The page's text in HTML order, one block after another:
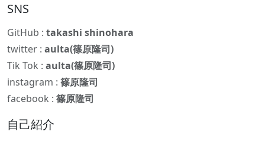
SNS
GitHub : takashi shinohara
twitter : aulta(篠原隆司)
Tik Tok : aulta(篠原隆司)
instagram : 篠原隆司
facebook : 篠原隆司
自己紹介